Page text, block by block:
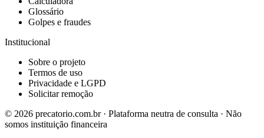
Glossário
Golpes e fraudes
Institucional
Sobre o projeto
Termos de uso
Privacidade e LGPD
Solicitar remoção
© 2026 precatorio.com.br · Plataforma neutra de consulta · Não
somos instituição financeira